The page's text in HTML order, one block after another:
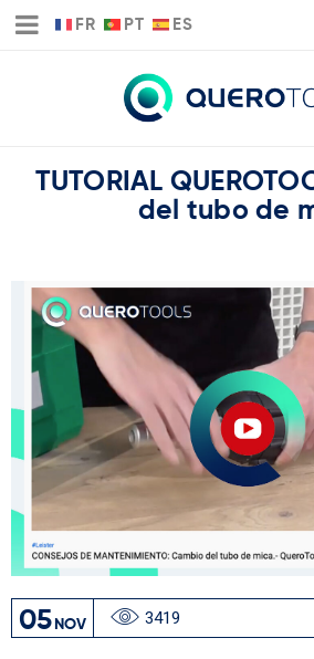
FR PT ES
TUTORIAL
del tubo de
05 NOV 3419